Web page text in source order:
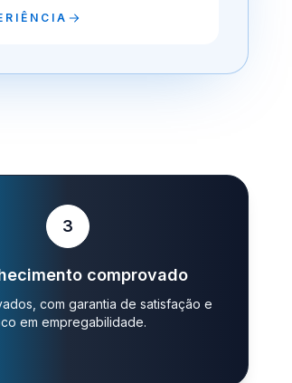
3
comprovado
com garantia de satisfação e
em empregabilidade.